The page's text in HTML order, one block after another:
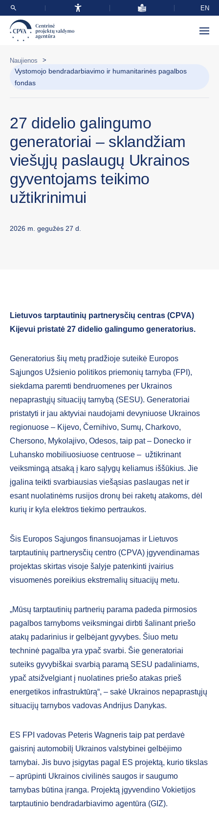
EN
Naujienos >
Vystomojo bendradarbiavimo ir humanitarinės pagalbos
fondas
27 didelio galingumo
generatoriai – sklandžiam
viešųjų paslaugų Ukrainos
gyventojams teikimo
užtikrinimui
2026 m. gegužės 27 d.
Lietuvos tarptautinių partnerysčių centras (CPVA)
Kijevui pristatė 27 didelio galingumo generatorius.
Generatorius šių metų pradžioje suteikė Europos
Sąjungos Užsienio politikos priemonių tarnyba (FPI),
siekdama paremti bendruomenes per Ukrainos
nepaprastųjų situacijų tarnybą (SESU). Generatoriai
pristatyti ir jau aktyviai naudojami devyniuose Ukrainos
regionuose – Kijevo, Černihivo, Sumų, Charkovo,
Chersono, Mykolajivo, Odesos, taip pat – Donecko ir
Luhansko mobiliuosiuose centruose – užtikrinant
veiksmingą atsaką į karo sąlygų keliamus iššūkius. Jie
įgalina teikti svarbiausias viešąsias paslaugas net ir
esant nuolatinėms rusijos dronų bei raketų atakoms, dėl
kurių ir kyla elektros tiekimo pertraukos.
Šis Europos Sąjungos finansuojamas ir Lietuvos
tarptautinių partnerysčių centro (CPVA) įgyvendinamas
projektas skirtas visoje šalyje patenkinti įvairius
visuomenės poreikius ekstremalių situacijų metu.
„Mūsų tarptautinių partnerių parama padeda pirmosios
pagalbos tarnyboms veiksmingai dirbti šalinant priešo
atakų padarinius ir gelbėjant gyvybes. Šiuo metu
techninė pagalba yra ypač svarbi. Šie generatoriai
suteiks gyvybiškai svarbią paramą SESU padaliniams,
ypač atsižvelgiant į nuolatines priešo atakas prieš
energetikos infrastruktūrą“, – sakė Ukrainos nepaprastųjų
situacijų tarnybos vadovas Andrijus Danykas.
ES FPI vadovas Peteris Wagneris taip pat perdavė
gaisrinį automobilį Ukrainos valstybinei gelbėjimo
tarnybai. Jis buvo įsigytas pagal ES projektą, kurio tikslas
– aprūpinti Ukrainos civilinės saugos ir saugumo
tarnybas būtina įranga. Projektą įgyvendino Vokietijos
tarptautinio bendradarbiavimo agentūra (GIZ).